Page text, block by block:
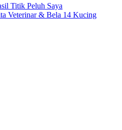
Titik Peluh Saya
Veterinar & Bela 14 Kucing